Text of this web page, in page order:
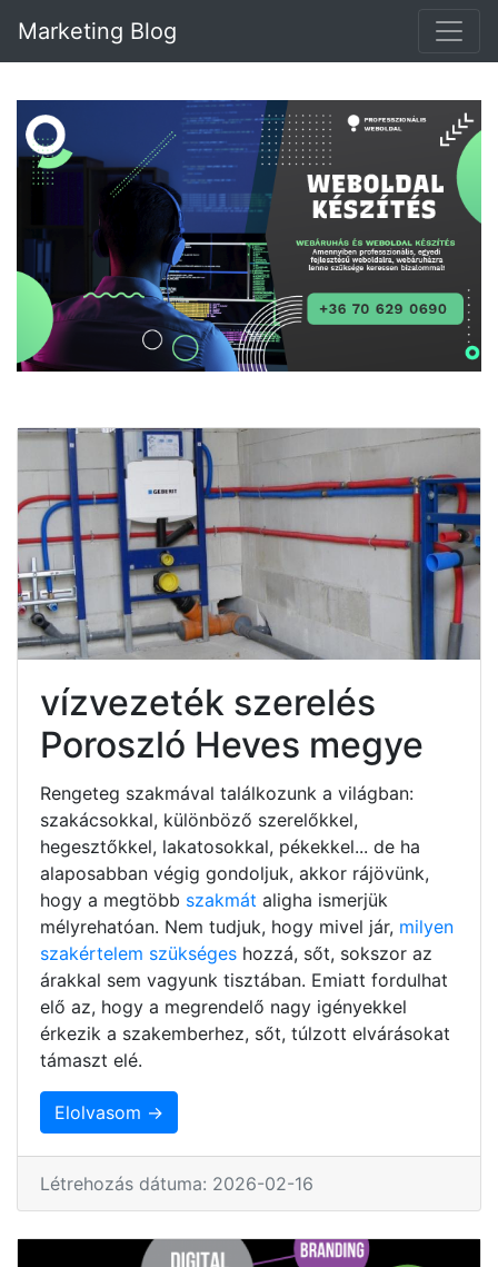
Marketing Blog
vízvezeték szerelés
Poroszló Heves megye
Rengeteg szakmával találkozunk a világban:
szakácsokkal, különböző szerelőkkel,
hegesztőkkel, lakatosokkal, pékekkel... de ha
alaposabban végig gondoljuk, akkor rájövünk,
hogy a megtöbb szakmát aligha ismerjük
mélyrehatóan. Nem tudjuk, hogy mivel jár, milyen
szakértelem szükséges hozzá, sőt, sokszor az
árakkal sem vagyunk tisztában. Emiatt fordulhat
elő az, hogy a megrendelő nagy igényekkel
érkezik a szakemberhez, sőt, túlzott elvárásokat
támaszt elé.
Elolvasom →
Létrehozás dátuma: 2026-02-16